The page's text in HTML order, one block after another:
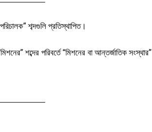
শব্দগুলি প্রতিস্থাপিত।
শব্দের পরিবর্তে “মিশনের বা আন্তর্জাতিক সংস্থার”